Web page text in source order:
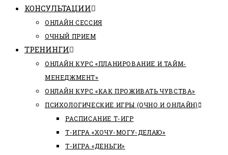
КОНСУЛЬТАЦИИ
ОНЛАЙН СЕССИЯ
ОЧНЫЙ ПРИЕМ
ТРЕНИНГИ
ОНЛАЙН КУРС «ПЛАНИРОВАНИЕ И ТАЙМ-
МЕНЕДЖМЕНТ»
ОНЛАЙН КУРС «КАК ПРОЖИВАТЬ ЧУВСТВА»
ПСИХОЛОГИЧЕСКИЕ ИГРЫ (ОЧНО И ОНЛАЙН)
РАСПИСАНИЕ Т-ИГР
Т-ИГРА «ХОЧУ-МОГУ-ДЕЛАЮ»
Т-ИГРА «ДЕНЬГИ»